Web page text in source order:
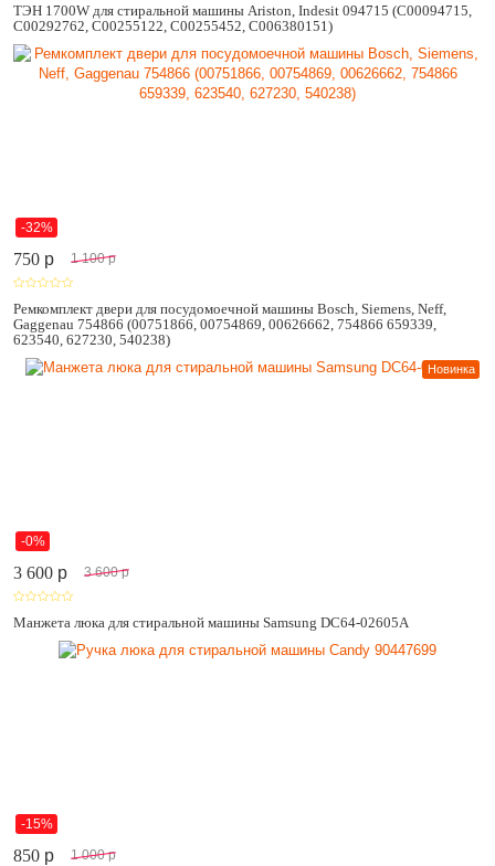
ТЭН 1700W для стиральной машины Ariston, Indesit 094715 (C00094715,
C00292762, C00255122, C00255452, C006380151)
-32%
750 p 1 100 p
Ремкомплект двери для посудомоечной машины Bosch, Siemens, Neff,
Gaggenau 754866 (00751866, 00754869, 00626662, 754866 659339,
623540, 627230, 540238)
-0%
Новинка
3 600 p 3 600 p
Манжета люка для стиральной машины Samsung DC64-02605A
-15%
850 p 1 000 p